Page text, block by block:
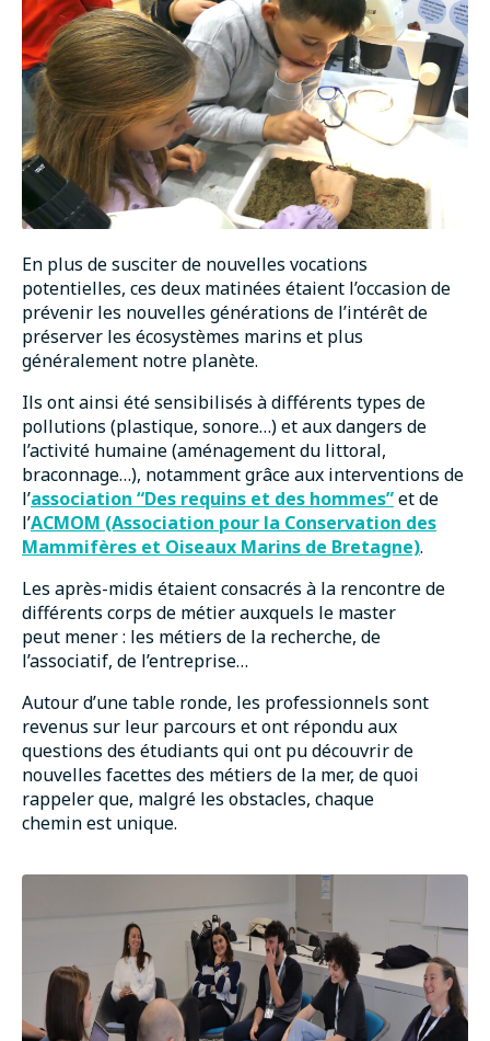
En plus de susciter de nouvelles vocations
potentielles, ces deux matinées étaient l’occasion de
prévenir les nouvelles générations de l’intérêt de
préserver les écosystèmes marins et plus
généralement notre planète.
Ils ont ainsi été sensibilisés à différents types de
pollutions (plastique, sonore…) et aux dangers de
l’activité humaine (aménagement du littoral,
braconnage…), notamment grâce aux interventions de
l’association “Des requins et des hommes”et de
l’ACMOM (Association pour la Conservation des
Mammifères et Oiseaux Marins de Bretagne).
Les après-midis étaient consacrés à la rencontre de
différents corps de métier auxquels le master
peut mener : les métiers de la recherche, de
l’associatif, de l’entreprise…
Autour d’une table ronde, les professionnels sont
revenus sur leur parcours et ont répondu aux
questions des étudiants qui ont pu découvrir de
nouvelles facettes des métiers de la mer, de quoi
rappeler que, malgré les obstacles, chaque
chemin est unique.